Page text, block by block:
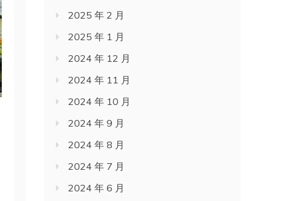
2025 年 2 月
2025 年 1 月
2024 年 12 月
2024 年 11 月
2024 年 10 月
2024 年 9 月
2024 年 8 月
2024 年 7 月
2024 年 6 月